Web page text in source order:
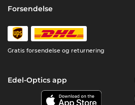
Forsendelse
Gratis forsendelse og returnering
Edel-Optics app